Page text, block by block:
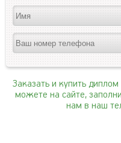
Заказать и купить
можете на сайте,
нам в наш